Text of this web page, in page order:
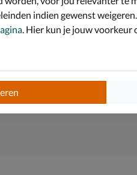
textiel.
hielkraag voor extra
tijdens het lopen.
bij alle buiten
indien gewenst
. Hier kun je jouw voorkeur